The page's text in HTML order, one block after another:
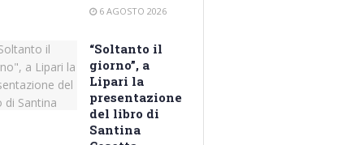
6 AGOSTO 2026
“Soltanto il
giorno”, a
Lipari la
presentazione
del libro di
Santina